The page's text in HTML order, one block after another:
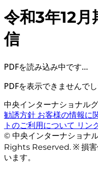
令和3年12
信
PDFを読み込み中です…
PDFを表示できませんでし
中央インターナショナル
勧誘方針 お客様の情報に
トのご利用について リン
© 中央インターナショナ
Rights Reserved. ※ 損害
います。